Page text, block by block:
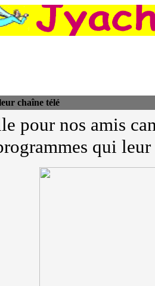
chaîne télé
pour nos amis
qui